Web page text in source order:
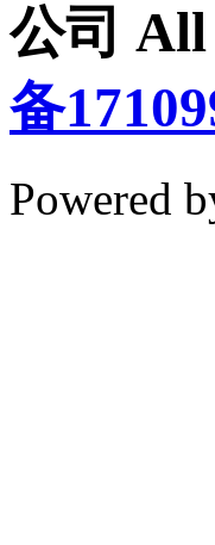
公司 All
备
Powered